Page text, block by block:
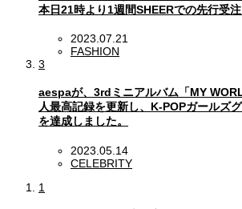
本日21時より1週間SHEERでの先行受注
2023.07.21
FASHION
3
aespaが、3rdミニアルバム「MY
人最高記録を更新し、K-POPガールズ
を達成しました。
2023.05.14
CELEBRITY
1